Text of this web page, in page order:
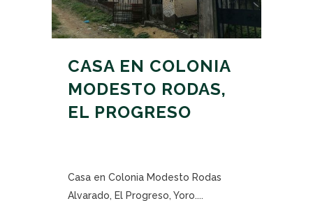
CASA EN COLONIA
MODESTO RODAS,
EL PROGRESO
Casa en Colonia Modesto Rodas
Alvarado, El Progreso, Yoro....